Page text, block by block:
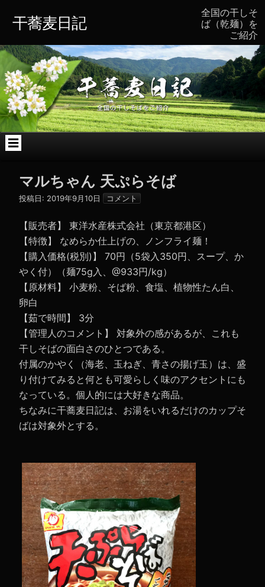
ツ
へ
ス
キ
ッ
プ
干蕎麦日記
全国の干しそ
ば（乾麺）を
ご紹介
マルちゃん 天ぷらそば
投稿日: 2019年9月10日 コメント
【販売者】 東洋水産株式会社（東京都港区）
【特徴】 なめらか仕上げの、ノンフライ麺！
【購入価格(税別)】 70円（5袋入350円、スープ、か
やく付）（麺75g入、@933円/kg）
【原材料】 小麦粉、そば粉、食塩、植物性たん白、
卵白
【茹で時間】 3分
【管理人のコメント】 対象外の感があるが、これも
干しそばの面白さのひとつである。
付属のかやく（海老、玉ねぎ、青さの揚げ玉）は、盛
り付けてみると何とも可愛らしく味のアクセントにも
なっている。個人的には大好きな商品。
ちなみに干蕎麦日記は、お湯をいれるだけのカップそ
ばは対象外とする。